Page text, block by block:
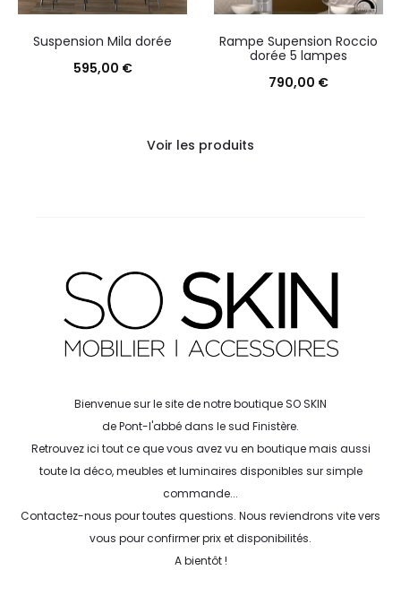
Suspension Mila dorée
595,00 €
Rampe Supension Roccio
dorée 5 lampes
790,00 €
Voir les produits
Bienvenue sur le site de notre boutique SO SKIN
de Pont-l'abbé dans le sud Finistère.
Retrouvez ici tout ce que vous avez vu en boutique mais aussi
toute la déco, meubles et luminaires disponibles sur simple
commande...
Contactez-nous pour toutes questions. Nous reviendrons vite vers
vous pour confirmer prix et disponibilités.
A bientôt !